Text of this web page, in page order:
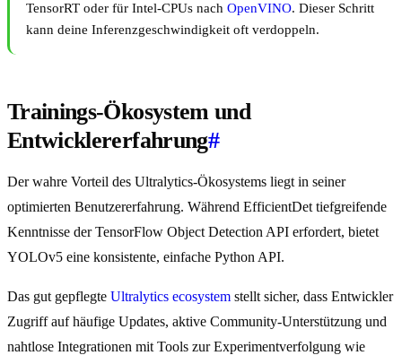
TensorRT oder für Intel-CPUs nach OpenVINO. Dieser Schritt
kann deine Inferenzgeschwindigkeit oft verdoppeln.
Trainings-Ökosystem und
Entwicklererfahrung#
Der wahre Vorteil des Ultralytics-Ökosystems liegt in seiner
optimierten Benutzererfahrung. Während EfficientDet tiefgreifende
Kenntnisse der TensorFlow Object Detection API erfordert, bietet
YOLOv5 eine konsistente, einfache Python API.
Das gut gepflegte Ultralytics ecosystem stellt sicher, dass Entwickler
Zugriff auf häufige Updates, aktive Community-Unterstützung und
nahtlose Integrationen mit Tools zur Experimentverfolgung wie